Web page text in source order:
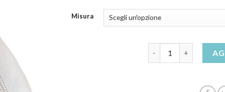
Misura